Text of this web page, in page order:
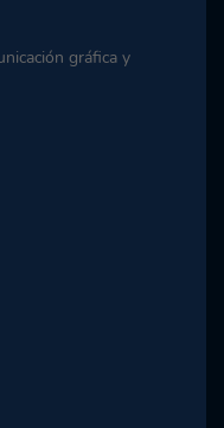
gráfica y